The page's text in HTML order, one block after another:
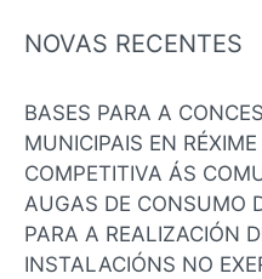
NOVAS RECENTES
BASES PARA A
MUNICIPAIS EN
COMPETITIVA ÁS
AUGAS DE CONSUMO
PARA A REALIZACIÓN
INSTALACIÓNS NO